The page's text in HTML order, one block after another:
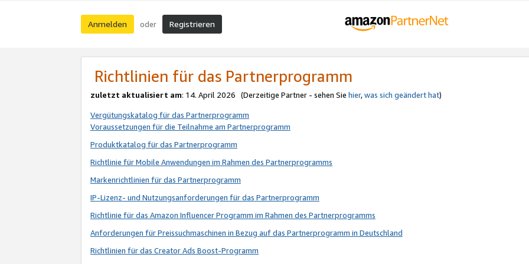
Anmelden oder Registrieren
Richtlinien für das Partnerprogramm
zuletzt aktualisiert am: 14. April 2026 (Derzeitige Partner - sehen Sie hier,was sich geändert hat)
Vergütungskatalog für das Partnerprogramm
Voraussetzungen für die Teilnahme am Partnerprogramm
Produktkatalog für das Partnerprogramm
Richtlinie für Mobile Anwendungen im Rahmen des Partnerprogramms
Markenrichtlinien für das Partnerprogramm
IP-Lizenz- und Nutzungsanforderungen für das Partnerprogramm
Richtlinie für das Amazon Influencer Programm im Rahmen des Partnerprogramms
Anforderungen für Preissuchmaschinen in Bezug auf das Partnerprogramm in Deutschland
Richtlinien für das Creator Ads Boost-Programm